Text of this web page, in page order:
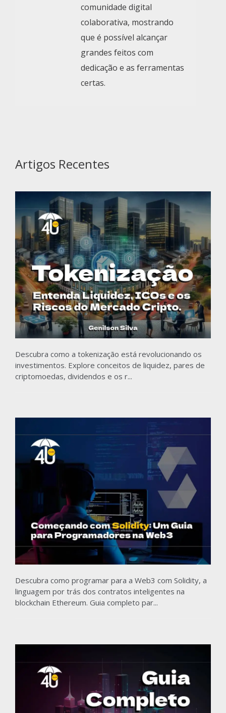
comunidade digital
colaborativa, mostrando
que é possível alcançar
grandes feitos com
dedicação e as ferramentas
certas.
Artigos Recentes
Descubra como a tokenização está revolucionando os
investimentos. Explore conceitos de liquidez, pares de
criptomoedas, dividendos e os r...
Descubra como programar para a Web3 com Solidity, a
linguagem por trás dos contratos inteligentes na
blockchain Ethereum. Guia completo par...